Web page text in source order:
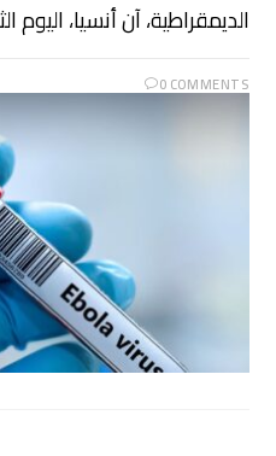
الديمقراطية، آن أنسيا، ​اليوم
0 COMMENTS